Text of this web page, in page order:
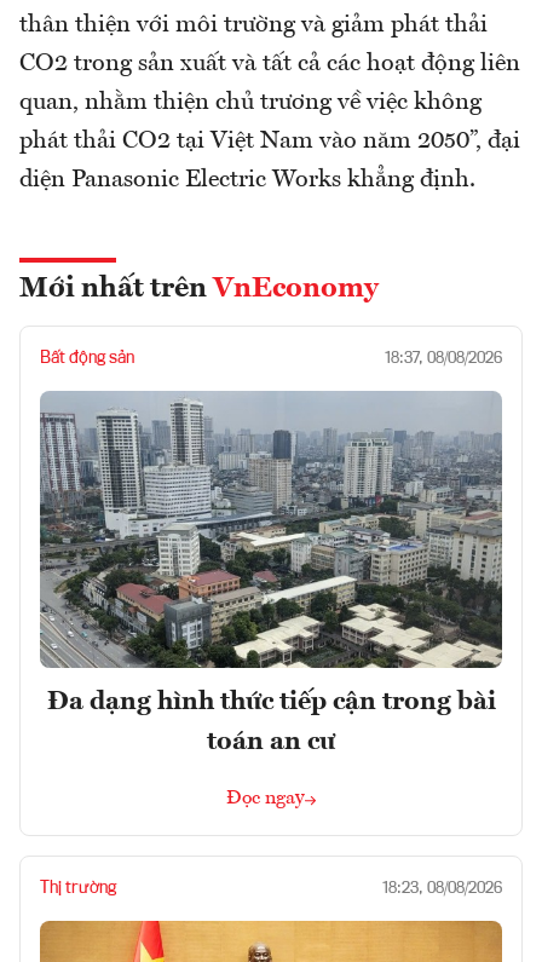
thân thiện với môi trường và giảm phát thải
CO2 trong sản xuất và tất cả các hoạt động liên
quan, nhằm thiện chủ trương về việc không
phát thải CO2 tại Việt Nam vào năm 2050”, đại
diện Panasonic Electric Works khẳng định.
Mới nhất trên VnEconomy
Bất động sản 18:37, 08/08/2026
Đa dạng hình thức tiếp cận trong bài
toán an cư
Đọc ngay
Thị trường 18:23, 08/08/2026